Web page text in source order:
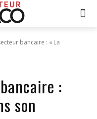
bancaire : « La
:
son